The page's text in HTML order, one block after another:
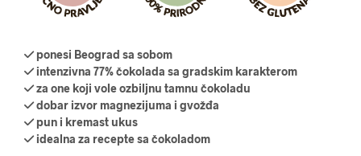
ponesi Beograd sa sobom
intenzivna 77% čokolada sa gradskim karakterom
za one koji vole ozbiljnu tamnu čokoladu
dobar izvor magnezijuma i gvožđa
pun i kremast ukus
idealna za recepte sa čokoladom